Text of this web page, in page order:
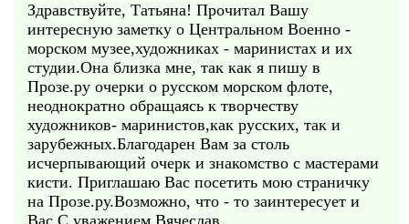
Здравствуйте, Татьяна! Прочитал Вашу
интересную заметку о Центральном Военно -
морском музее,художниках - маринистах и их
студии.Она близка мне, так как я пишу в
Прозе.ру очерки о русском морском флоте,
неоднократно обращаясь к творчеству
художников- маринистов,как русских, так и
зарубежных.Благодарен Вам за столь
исчерпывающий очерк и знакомство с мастерами
кисти. Приглашаю Вас посетить мою страничку
на Прозе.ру.Возможно, что - то заинтересует и
Вас.С уважением,Вячеслав.